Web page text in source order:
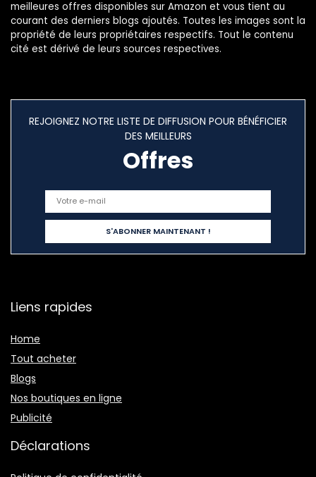
meilleures offres disponibles sur Amazon et vous tient au
courant des derniers blogs ajoutés. Toutes les images sont la
propriété de leurs propriétaires respectifs. Tout le contenu
cité est dérivé de leurs sources respectives.
REJOIGNEZ NOTRE LISTE DE DIFFUSION POUR BÉNÉFICIER
DES MEILLEURS
Offres
Liens rapides
Home
Tout acheter
Blogs
Nos boutiques en ligne
Publicité
Déclarations